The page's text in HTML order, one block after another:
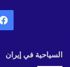
السياحية في إيران